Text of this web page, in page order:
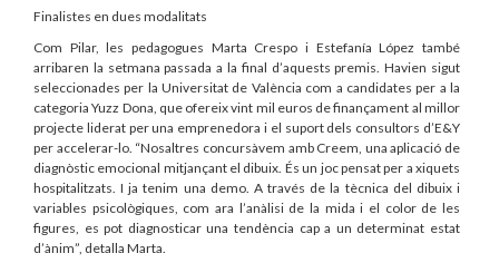
Finalistes en dues modalitats
Com Pilar, les pedagogues Marta Crespo i Estefanía López també
arribaren la setmana passada a la final d’aquests premis. Havien sigut
seleccionades per la Universitat de València com a candidates per a la
categoria Yuzz Dona, que ofereix vint mil euros de finançament al millor
projecte liderat per una emprenedora i el suport dels consultors d’E&Y
per accelerar-lo. “Nosaltres concursàvem amb Creem, una aplicació de
diagnòstic emocional mitjançant el dibuix. És un joc pensat per a xiquets
hospitalitzats. I ja tenim una demo. A través de la tècnica del dibuix i
variables psicològiques, com ara l’anàlisi de la mida i el color de les
figures, es pot diagnosticar una tendència cap a un determinat estat
d’ànim”, detalla Marta.